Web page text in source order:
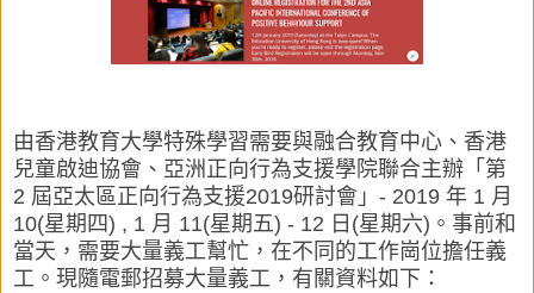
由香港教育大學特殊學習需要與融合教育中心、香港
兒童啟迪協會、亞洲正向行為支援學院聯合主辦「第
2 屆亞太區正向行為支援2019研討會」- 2019 年 1 月
10(星期四) , 1 月 11(星期五) - 12 日(星期六)。事前和
當天，需要大量義工幫忙，在不同的工作崗位擔任義
工。現隨電郵招募大量義工，有關資料如下：